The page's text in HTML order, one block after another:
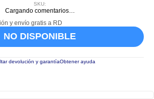
SKU:
Cargando comentarios…
y envío gratis a RD
NO DISPONIBLE
devolución y garantíaObtener ayuda